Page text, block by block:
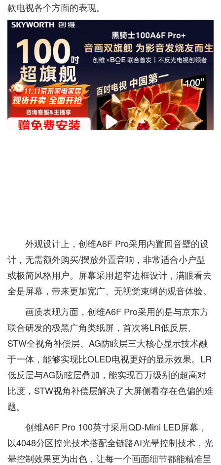
款电视各个方面的表现。
外观设计上，创维A6F Pro采用内置回音壁的设
计，无需额外购买/摆放外置音响，非常适合小户型
或极简风格用户。屏幕采用超窄边框设计，满眼看去
全是屏幕，带来更加宽广、无视觉束缚的观音体验。
画质表现方面，创维A6F Pro采用的是与京东方
联合研发的极黑广角类纸屏，首次将LR低反层、
STW全视角补偿层、AG防眩层三大核心显示技术融
于一体，能够实现比OLED电视更好的显示效果。LR
低反层与AG防眩层叠加，能实现百万级别的超高对
比度，STW视角补偿层解决了大屏侧看存在色偏的难
题。
创维A6F Pro 100英寸采用QD-Mini LED屏幕，
以4048分区控光技术搭配全链路AI光晕控制技术，光
晕控制效果更为出色，让每一个画面细节都能精准呈